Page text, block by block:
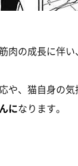
の成長に伴
、猫自身の気
になります。